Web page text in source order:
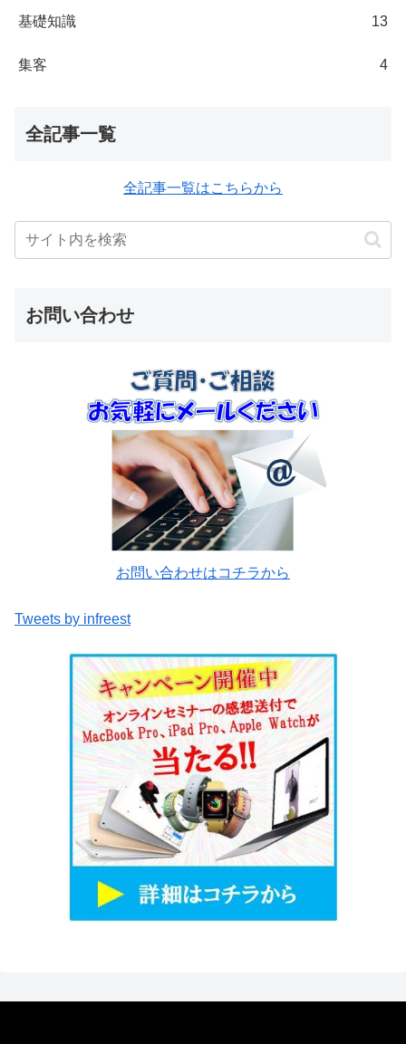
基礎知識 13
集客 4
全記事一覧
全記事一覧はこちらから
お問い合わせ
お問い合わせはコチラから
Tweets by infreest